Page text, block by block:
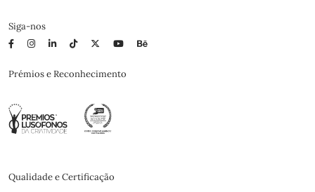
Siga-nos
Prémios e Reconhecimento
Qualidade e Certificação